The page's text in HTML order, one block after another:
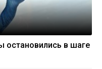
остановились в шаге